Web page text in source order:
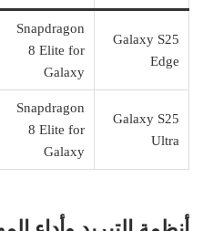
Galaxy S25
Edge
Snapdragon
8 Elite for
Galaxy
Galaxy S25
Ultra
Snapdragon
8 Elite for
Galaxy